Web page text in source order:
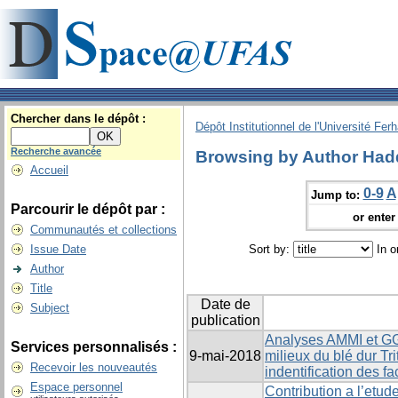
Chercher dans le dépôt :
Recherche avancée
Accueil
Parcourir le dépôt par :
Communautés et collections
Issue Date
Author
Title
Subject
Services personnalisés :
Recevoir les nouveautés
Espace personnel
Dépôt Institutionnel de l'Université
Browsing by Author
Jump to: 0-9 A
or
Sort by: In
Date de
publication
9-mai-2018
Analyses AMMI et
milieux du blé dur
indentification des
Contribution a